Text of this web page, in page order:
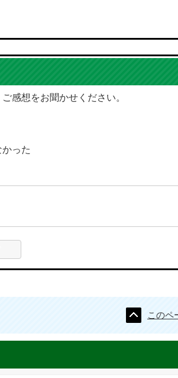
感想をお聞かせください。
った
このペ